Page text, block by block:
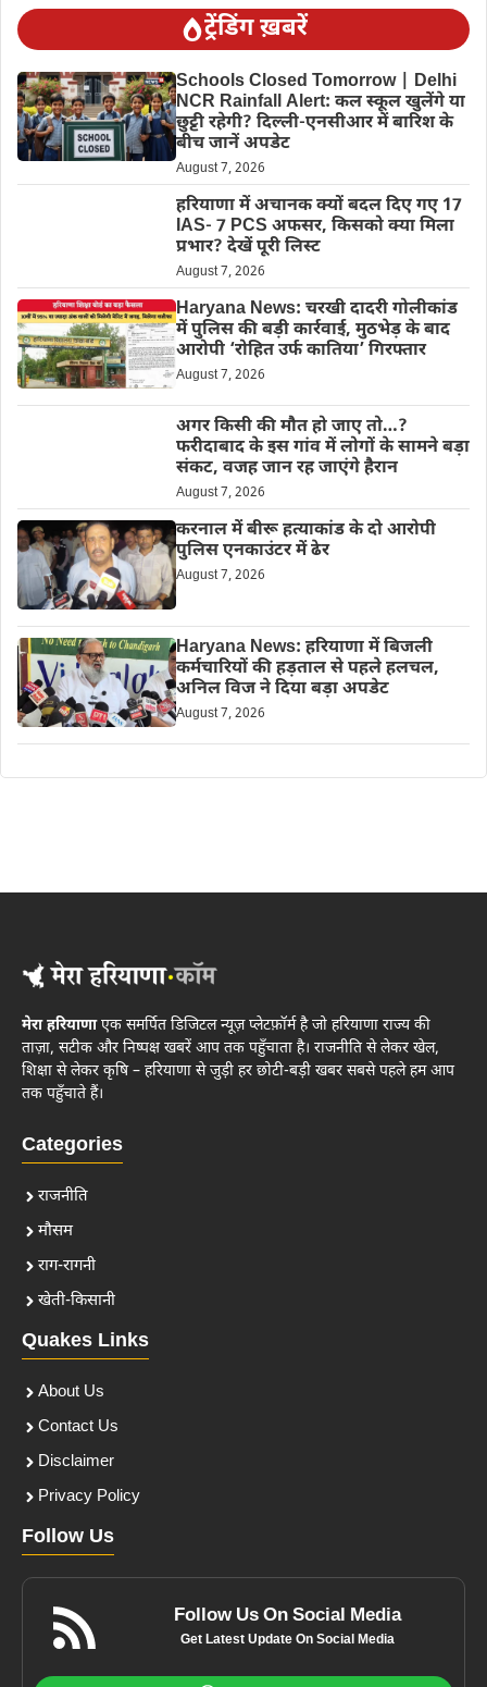
ट्रेंडिंग ख़बरें
Schools Closed Tomorrow | Delhi
NCR Rainfall Alert: कल स्कूल खुलेंगे या
छुट्टी रहेगी? दिल्ली-एनसीआर में बारिश के
बीच जानें अपडेट
August 7, 2026
हरियाणा में अचानक क्यों बदल दिए गए 17
IAS- 7 PCS अफसर, किसको क्या मिला
प्रभार? देखें पूरी लिस्ट
August 7, 2026
Haryana News: चरखी दादरी गोलीकांड
में पुलिस की बड़ी कार्रवाई, मुठभेड़ के बाद
आरोपी ‘रोहित उर्फ कातिया’ गिरफ्तार
August 7, 2026
अगर किसी की मौत हो जाए तो…?
फरीदाबाद के इस गांव में लोगों के सामने बड़ा
संकट, वजह जान रह जाएंगे हैरान
August 7, 2026
करनाल में बीरू हत्याकांड के दो आरोपी
पुलिस एनकाउंटर में ढेर
August 7, 2026
Haryana News: हरियाणा में बिजली
कर्मचारियों की हड़ताल से पहले हलचल,
अनिल विज ने दिया बड़ा अपडेट
August 7, 2026
मेरा हरियाणाएक समर्पित डिजिटल न्यूज़ प्लेटफ़ॉर्म है जो हरियाणा राज्य की
ताज़ा, सटीक और निष्पक्ष खबरें आप तक पहुँचाता है। राजनीति से लेकर खेल,
शिक्षा से लेकर कृषि – हरियाणा से जुड़ी हर छोटी-बड़ी खबर सबसे पहले हम आप
तक पहुँचाते हैं।
Categories
राजनीति
मौसम
राग-रागनी
खेती-किसानी
Quakes Links
About Us
Contact Us
Disclaimer
Privacy Policy
Follow Us
Follow Us On Social Media
Get Latest Update On Social Media